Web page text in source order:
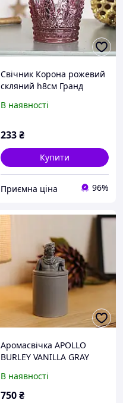
Свічник Корона рожевий
скляний h8см Гранд
розовый
В наявності
233₴
Купити
Приємна ціна 96%
Аромасвічка APOLLO
BURLEY VANILLA GRAY
35h Гранд Презент NAC
1027GY
В наявності
750₴